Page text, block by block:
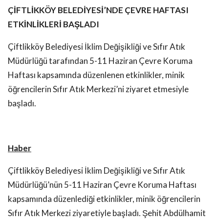
Saklıdır.
ÇİFTLİKKÖY BELEDİYESİ’NDE ÇEVRE HAFTASI
ETKİNLİKLERİ BAŞLADI
Çiftlikköy Belediyesi İklim Değişikliği ve Sıfır Atık
Müdürlüğü tarafından 5-11 Haziran Çevre Koruma
Haftası kapsamında düzenlenen etkinlikler, minik
öğrencilerin Sıfır Atık Merkezi’ni ziyaret etmesiyle
başladı.
Haber
Çiftlikköy Belediyesi İklim Değişikliği ve Sıfır Atık
Müdürlüğü’nün 5-11 Haziran Çevre Koruma Haftası
kapsamında düzenlediği etkinlikler, minik öğrencilerin
Sıfır Atık Merkezi ziyaretiyle başladı. Şehit Abdülhamit